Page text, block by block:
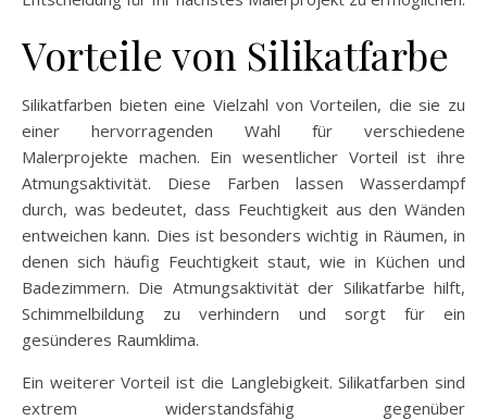
Vorteile von Silikatfarbe
Silikatfarben bieten eine Vielzahl von Vorteilen, die sie zu
einer hervorragenden Wahl für verschiedene
Malerprojekte machen. Ein wesentlicher Vorteil ist ihre
Atmungsaktivität. Diese Farben lassen Wasserdampf
durch, was bedeutet, dass Feuchtigkeit aus den Wänden
entweichen kann. Dies ist besonders wichtig in Räumen, in
denen sich häufig Feuchtigkeit staut, wie in Küchen und
Badezimmern. Die Atmungsaktivität der Silikatfarbe hilft,
Schimmelbildung zu verhindern und sorgt für ein
gesünderes Raumklima.
Ein weiterer Vorteil ist die Langlebigkeit. Silikatfarben sind
extrem widerstandsfähig gegenüber